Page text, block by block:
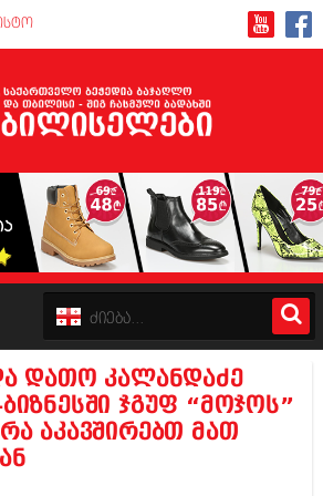
დათო კალანდაძე
ჯგუფ “მოჯოს”
აკავშირებთ მათ